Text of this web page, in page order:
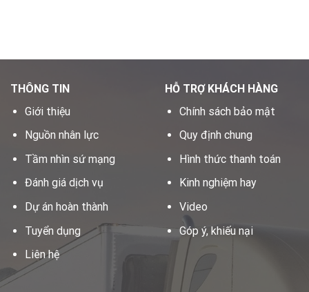
THÔNG TIN
Giới thiệu
Nguồn nhân lực
Tầm nhìn sứ mạng
Đánh giá dịch vụ
Dự án hoàn thành
Tuyển dụng
Liên hệ
HỖ TRỢ KHÁCH HÀNG
Chính sách bảo mật
Quy định chung
Hình thức thanh toán
Kinh nghiệm hay
Video
Góp ý, khiếu nại